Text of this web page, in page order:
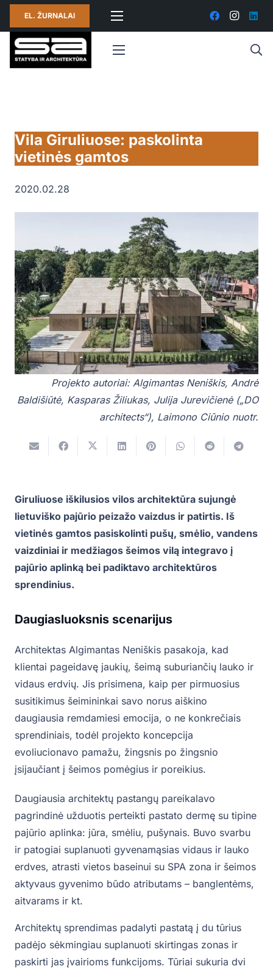
EL. ŽURNALAI
Vila Giruliuose: paskolinta
vietinės gamtos
2020.02.28
Projekto autoriai: Algimantas Neniškis, Andrė
Baldišiūtė, Kasparas Žiliukas, Julija Jurevičienė („DO
architects“), Laimono Ciūnio nuotr.
Giruliuose iškilusios vilos architektūra sujungė
lietuviško pajūrio peizažo vaizdus ir patirtis. Iš
vietinės gamtos pasiskolinti pušų, smėlio, vandens
vaizdiniai ir medžiagos šeimos vilą integravo į
pajūrio aplinką bei padiktavo architektūros
sprendinius.
Daugiasluoksnis scenarijus
Architektas Algimantas Neniškis pasakoja, kad
klientai pageidavę jaukių, šeimą suburiančių lauko ir
vidaus erdvių. Jis prisimena, kaip per pirmuosius
susitikimus šeimininkai savo norus aiškino
daugiausia remdamiesi emocija, o ne konkrečiais
sprendiniais, todėl projekto koncepcija
evoliucionavo pamažu, žingsnis po žingsnio
įsijaučiant į šeimos pomėgius ir poreikius.
Daugiausia architektų pastangų pareikalavo
pagrindinė užduotis perteikti pastato dermę su tipine
pajūrio aplinka: jūra, smėliu, pušynais. Buvo svarbu
ir patogiai suplanuoti gyvenamąsias vidaus ir lauko
erdves, atrasti vietos baseinui su SPA zona ir šeimos
aktyvaus gyvenimo būdo atributams – banglentėms,
aitvarams ir kt.
Architektų sprendimas padalyti pastatą į du tūrius
padėjo sėkmingiau suplanuoti skirtingas zonas ir
paskirti jas įvairioms funkcijoms. Tūriai sukuria dvi